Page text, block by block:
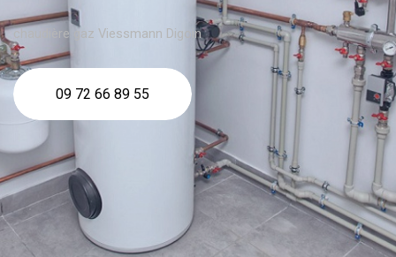
chaudière gaz Viessmann Digoin
09 72 66 89 55